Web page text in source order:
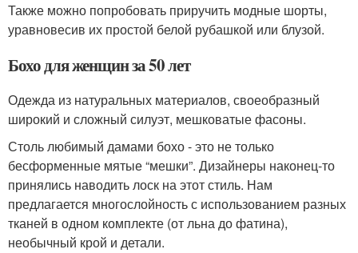
Также можно попробовать приручить модные шорты,
уравновесив их простой белой рубашкой или блузой.
Бохо для женщин за 50 лет
Одежда из натуральных материалов, своеобразный
широкий и сложный силуэт, мешковатые фасоны.
Столь любимый дамами бохо - это не только
бесформенные мятые “мешки”. Дизайнеры наконец-то
принялись наводить лоск на этот стиль. Нам
предлагается многослойность с использованием разных
тканей в одном комплекте (от льна до фатина),
необычный крой и детали.